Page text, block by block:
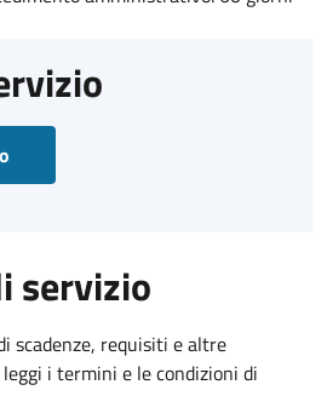
servizio
scadenze, requisiti e altre
i termini e le condizioni di